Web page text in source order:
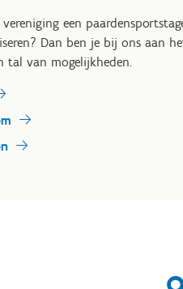
een
Dan ben je bij ons aan
tal van mogelijkheden.